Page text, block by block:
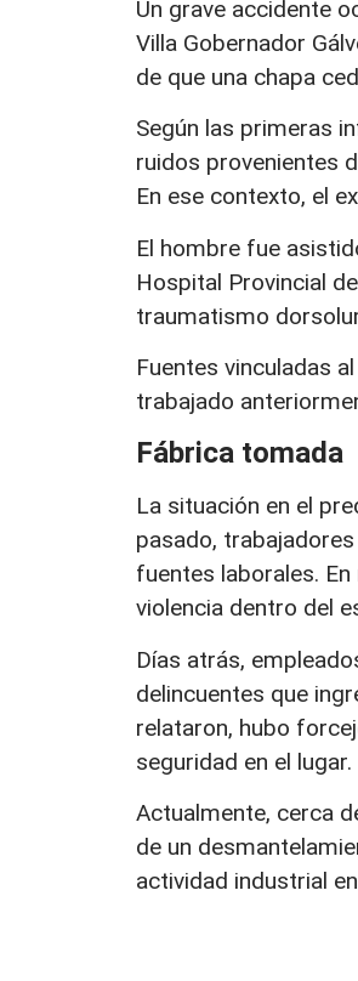
Un grave accidente
Villa Gobernador
de que una chapa
Según las primeras
ruidos provenientes
En ese contexto, el
El hombre fue
Hospital Provincial
traumatismo
Fuentes vinculadas
trabajado
Fábrica tomada
La situación en el
pasado,
fuentes laborales.
violencia dentro del
Días atrás,
delincuentes que
relataron, hubo
seguridad en el lugar.
Actualmente, cerca
de un
actividad industrial